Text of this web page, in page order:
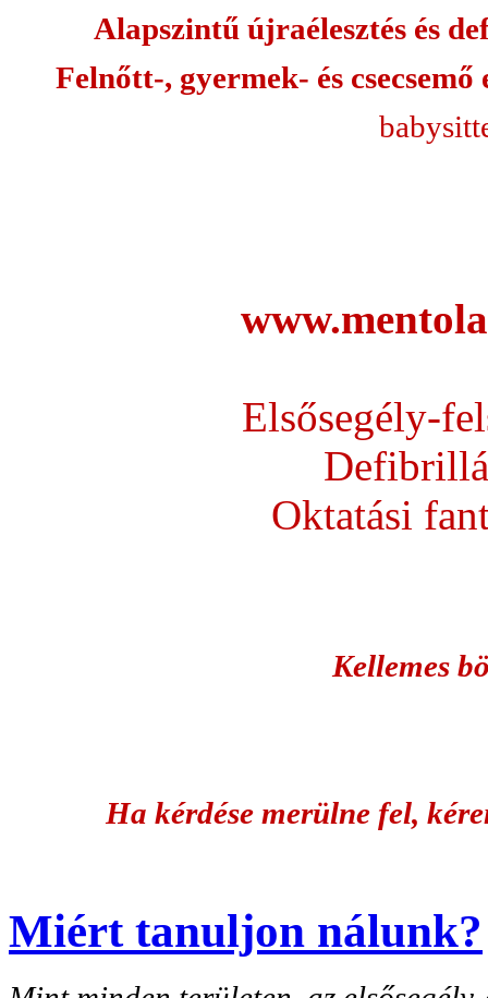
Alapszintű újraélesztés és
Felnőtt-, gyermek- és
Elsősegély-
Oktatási
Kellemes
Ha kérdése merülne fel,
Miért tanuljon nálunk?